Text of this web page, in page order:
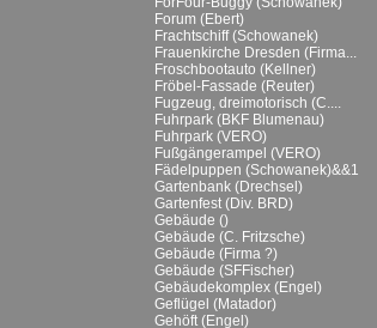
Forum (Ebert)
Frachtschiff (Schowanek)
Frauenkirche Dresden (Firma...
Froschbootauto (Kellner)
Fröbel-Fassade (Reuter)
Fugzeug, dreimotorisch (C....
Fuhrpark (BKF Blumenau)
Fuhrpark (VERO)
Fußgängerampel (VERO)
Fädelpuppen (Schowanek)&&1
Gartenbank (Drechsel)
Gartenfest (Div. BRD)
Gebäude ()
Gebäude (C. Fritzsche)
Gebäude (Firma ?)
Gebäude (SFFischer)
Gebäudekomplex (Engel)
Geflügel (Matador)
Gehöft (Engel)